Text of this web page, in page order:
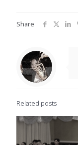
Share
Related posts